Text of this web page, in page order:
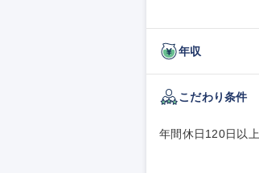
年収
こだわり条件
年間休日120日以上